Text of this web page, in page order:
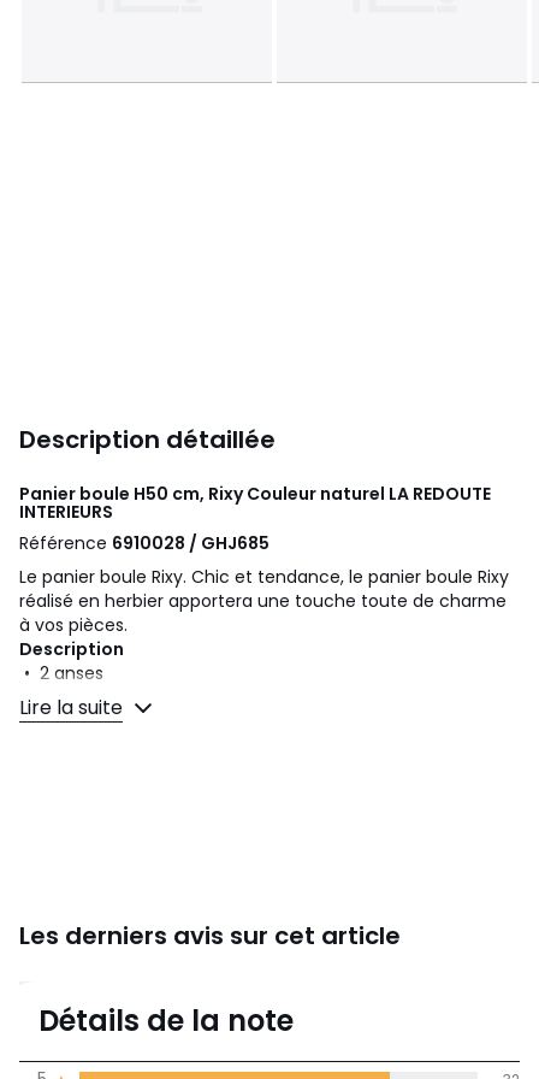
Description détaillée
Panier boule H50 cm, Rixy Couleur naturel LA REDOUTE
INTERIEURS
Référence 6910028 / GHJ685
Le panier boule Rixy. Chic et tendance, le panier boule Rixy
réalisé en herbier apportera une touche toute de charme
à vos pièces.
Description
• 2 anses
Dimensions
Couleurs Naturel
Caractéristiques environnementales de l’emballage
Lire la suite
Les derniers avis sur cet article
4,8
moyenne des avis
Détails de la note